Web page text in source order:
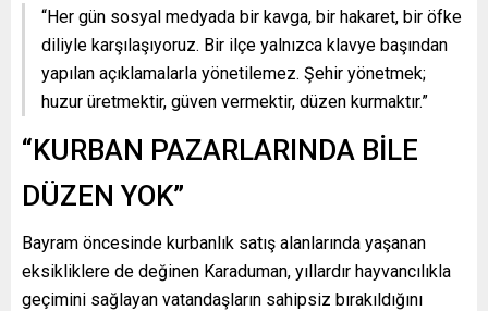
“Her gün sosyal medyada bir kavga, bir hakaret, bir öfke
diliyle karşılaşıyoruz. Bir ilçe yalnızca klavye başından
yapılan açıklamalarla yönetilemez. Şehir yönetmek;
huzur üretmektir, güven vermektir, düzen kurmaktır.”
“KURBAN PAZARLARINDA BİLE
DÜZEN YOK”
Bayram öncesinde kurbanlık satış alanlarında yaşanan
eksikliklere de değinen Karaduman, yıllardır hayvancılıkla
geçimini sağlayan vatandaşların sahipsiz bırakıldığını